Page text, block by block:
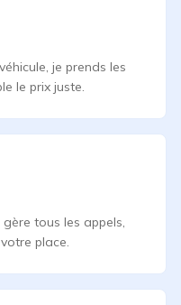
je prends les
le prix juste.
tous les appels,
place.